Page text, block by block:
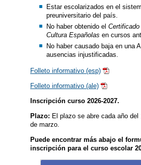
Estar escolarizados en el
preuniversitario del país.
No haber obtenido el
Cultura Españolas en cursos
No haber causado baja en una
ausencias injustificadas.
Folleto informativo (esp)
Folleto informativo (ale)
Inscripción curso 2026-2027.
Plazo: El plazo se abre cada año del
de marzo.
Puede encontrar más abajo el
inscripción para el curso escolar